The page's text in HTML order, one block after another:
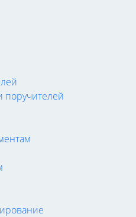
поручителей